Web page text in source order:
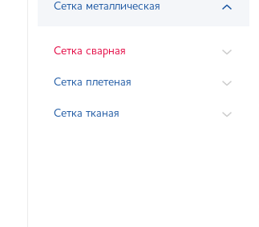
Сетка металлическая
Сетка сварная
Сетка плетеная
Сетка тканая